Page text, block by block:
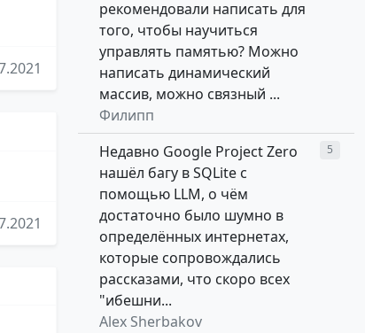
рекомендовали написать для
того, чтобы научиться
управлять памятью? Можно
написать динамический
массив, можно связный ...
Филипп
Недавно Google Project Zero
нашёл багу в SQLite с
помощью LLM, о чём
достаточно было шумно в
определённых интернетах,
которые сопровождались
рассказами, что скоро всех
"ибешни...
Alex Sherbakov
5